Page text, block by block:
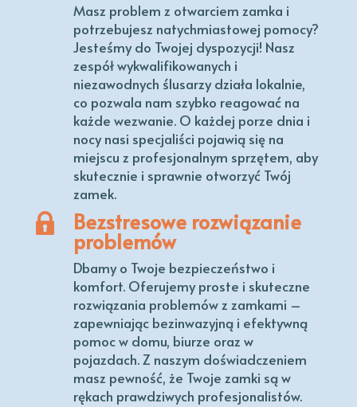
Masz problem z otwarciem zamka i
potrzebujesz natychmiastowej pomocy?
Jesteśmy do Twojej dyspozycji! Nasz
zespół wykwalifikowanych i
niezawodnych ślusarzy działa lokalnie,
co pozwala nam szybko reagować na
każde wezwanie. O każdej porze dnia i
nocy nasi specjaliści pojawią się na
miejscu z profesjonalnym sprzętem, aby
skutecznie i sprawnie otworzyć Twój
zamek.
Bezstresowe rozwiązanie
problemów
Dbamy o Twoje bezpieczeństwo i
komfort. Oferujemy proste i skuteczne
rozwiązania problemów z zamkami –
zapewniając bezinwazyjną i efektywną
pomoc w domu, biurze oraz w
pojazdach. Z naszym doświadczeniem
masz pewność, że Twoje zamki są w
rękach prawdziwych profesjonalistów.